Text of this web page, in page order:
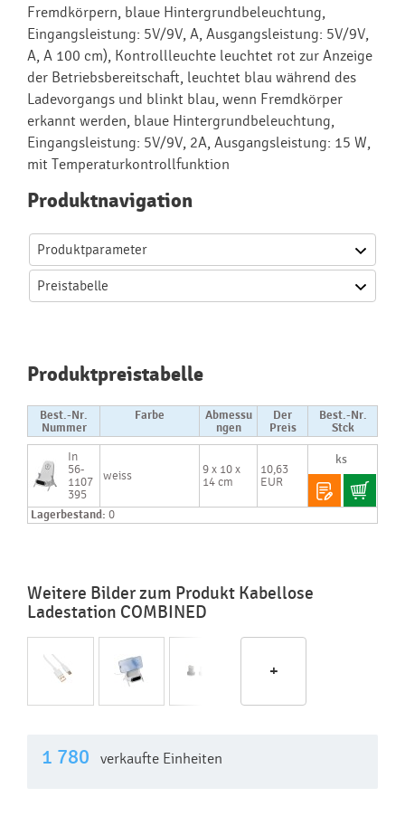
Fremdkörpern, blaue Hintergrundbeleuchtung,
Eingangsleistung: 5V/9V, A, Ausgangsleistung: 5V/9V,
A, A 100 cm), Kontrollleuchte leuchtet rot zur Anzeige
der Betriebsbereitschaft, leuchtet blau während des
Ladevorgangs und blinkt blau, wenn Fremdkörper
erkannt werden, blaue Hintergrundbeleuchtung,
Eingangsleistung: 5V/9V, 2A, Ausgangsleistung: 15 W,
mit Temperaturkontrollfunktion
Produktnavigation
Produktparameter
Preistabelle
Produktpreistabelle
Best.-Nr.
Nummer
Farbe
Abmessu
ngen
Der
Preis
Best.-Nr.
Stck
In
56-
1107
395
weiss
9 x 10 x
14 cm
10,63
EUR
Lagerbestand: 0
Weitere Bilder zum Produkt Kabellose
Ladestation COMBINED
+
1 780 verkaufte Einheiten